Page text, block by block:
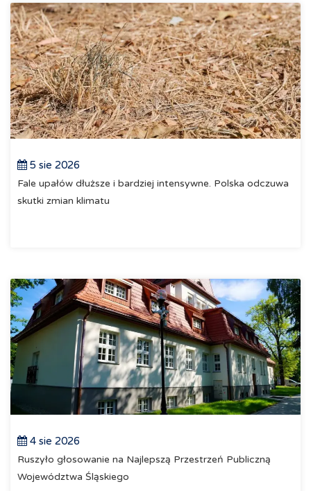
5 sie 2026
Fale upałów dłuższe i bardziej intensywne. Polska odczuwa
skutki zmian klimatu
4 sie 2026
Ruszyło głosowanie na Najlepszą Przestrzeń Publiczną
Województwa Śląskiego